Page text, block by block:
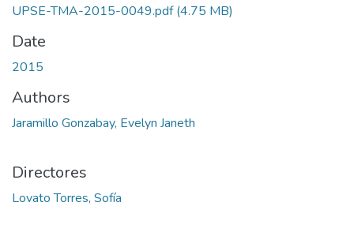
UPSE-TMA-2015-0049.pdf(4.75 MB)
Date
2015
Authors
Jaramillo Gonzabay, Evelyn Janeth
Directores
Lovato Torres, Sofía